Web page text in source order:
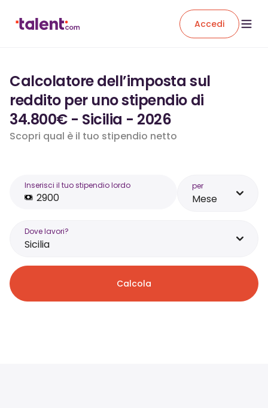
Accedi
Calcolatore dell’imposta sul
reddito per uno stipendio di
34.800€ - Sicilia - 2026
Scopri qual è il tuo stipendio netto
Inserisci il tuo stipendio lordo per
Mese
Dove lavori?
Sicilia
Calcola